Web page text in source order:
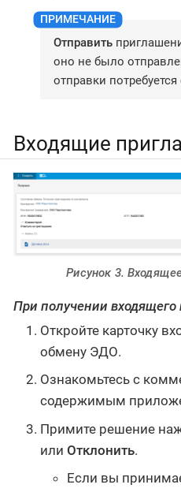
Отправить
оно не было
отправки
Входящие
Рисунок 3.
При получении
Откройте карточку
обмену ЭДО.
Ознакомьтесь с
содержимым
Примите решение
или Отклонить.
Если вы